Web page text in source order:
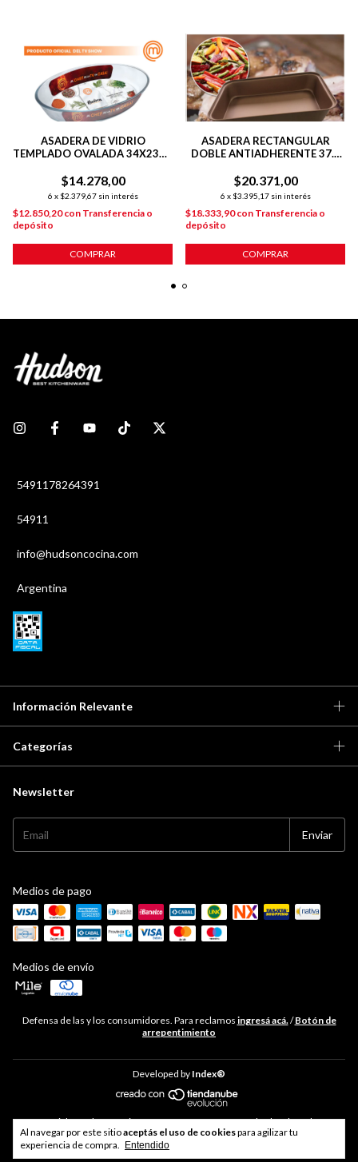
Al navegar por este sitioaceptás el uso de cookiespara agilizar tu
experiencia de compra.
Entendido
ASADERA DE VIDRIO
TEMPLADO OVALADA 34X23X6
$14.278,00
6 x $2.379,67 sin interés
$12.850,20con Transferencia o
depósito
COMPRAR
ASADERA RECTANGULAR
DOBLE ANTIADHERENTE 37.5
$20.371,00
6 x $3.395,17 sin interés
$18.333,90con Transferencia o
depósito
COMPRAR
5491178264391
54911
info@hudsoncocina.com
Argentina
Información Relevante
Categorías
Newsletter
Medios de pago
Medios de envío
Defensa de las y los consumidores. Para reclamos ingresá acá./ Botón de
arrepentimiento
Developed by Index®
Copyright Hudson Cocina - 33711468469 - 2026. Todos los derechos
reservados.